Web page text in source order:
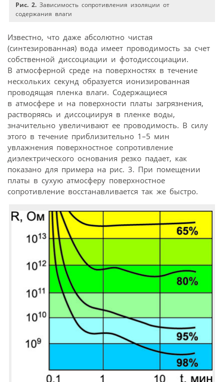
Рис. 2. Зависимость сопротивления изоляции от
содержания влаги
Известно, что даже абсолютно чистая
(синтезированная) вода имеет проводимость за счет
собственной диссоциации и фотодиссоциации.
В атмосферной среде на поверхностях в течение
нескольких секунд образуется ионизированная
проводящая пленка влаги. Содержащиеся
в атмосфере и на поверхности платы загрязнения,
растворяясь и диссоциируя в пленке воды,
значительно увеличивают ее проводимость. В силу
этого в течение приблизительно 1–5 мин
увлажнения поверхностное сопротивление
диэлектрического основания резко падает, как
показано для примера на рис. 3. При помещении
платы в сухую атмосферу поверхностное
сопротивление восстанавливается так же быстро.